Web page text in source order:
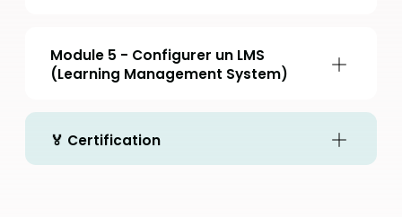
Module 5 - Configurer un LMS
(Learning Management System)
🏅 Certification